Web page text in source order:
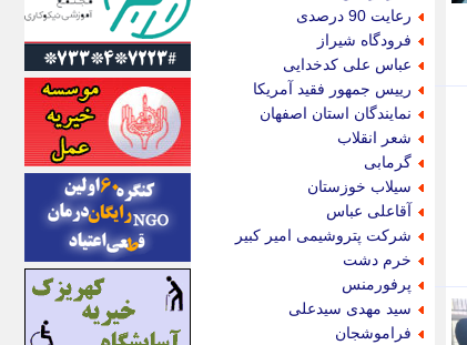
رعایت 90 درصدی
فرودگاه شیراز
عباس علی کدخدایی
رییس جمهور فقید آمریکا
نمایندگان استان اصفهان
شعر انقلاب
گرمابی
سیلاب خوزستان
آقاعلی عباس
شرکت پتروشیمی امیر کبیر
خرم دشت
پرفورمنس
سید مهدی سیدعلی
فراموشجان
ایرانیتال
ایرنا
ایسکانیوز
ایسنا
ایکنا
ایلنا
اینتیتر
ایونا نیوز
بازتاب آنلاین
باشگاه خبرنگاران
باغستان نیوز
بامبوک
ببین و بخون
بدینسان